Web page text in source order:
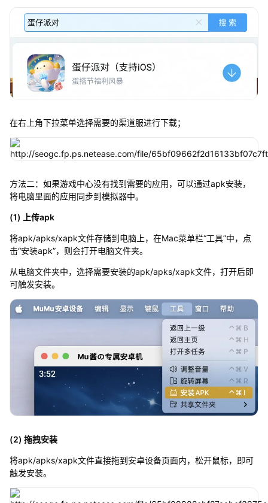
在右上角下拉菜单选择需要的渠道服进行下载；
方法二：如果游戏中心没有找到需要的应用，可以通过apk安装，
将电脑里面的应用同步到模拟器中。
(1) 上传apk
将apk/apks/xapk文件存储到电脑上，在Mac菜单栏“工具”中，点
击“安装apk”，则会打开电脑文件夹。
从电脑文件夹中，选择需要安装的apk/apks/xapk文件，打开后即
可触发安装。
(2) 拖拽安装
将apk/apks/xapk文件直接拖到安卓设备页面内，松开鼠标，即可
触发安装。